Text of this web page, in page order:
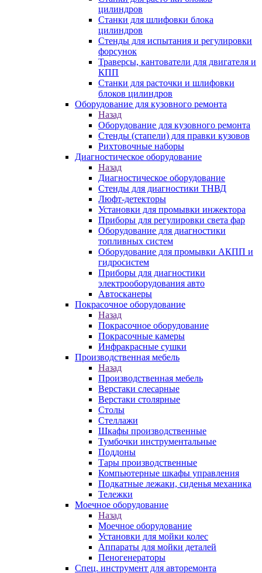
цилиндров
Станки для шлифовки блока
цилиндров
Стенды для испытания и регулировки
форсунок
Траверсы, кантователи для двигателя и
КПП
Станки для расточки и шлифовки
блоков цилиндров
Оборудование для кузовного ремонта
Назад
Оборудование для кузовного ремонта
Стенды (стапели) для правки кузовов
Рихтовочные наборы
Диагностическое оборудование
Назад
Диагностическое оборудование
Стенды для диагностики ТНВД
Люфт-детекторы
Установки для промывки инжектора
Приборы для регулировки света фар
Оборудование для диагностики
топливных систем
Оборудование для промывки АКПП и
гидросистем
Приборы для диагностики
электрооборудования авто
Автосканеры
Покрасочное оборудование
Назад
Покрасочное оборудование
Покрасочные камеры
Инфракрасные сушки
Производственная мебель
Назад
Производственная мебель
Верстаки слесарные
Верстаки столярные
Столы
Стеллажи
Шкафы производственные
Тумбочки инструментальные
Поддоны
Тары производственные
Компьютерные шкафы управления
Подкатные лежаки, сиденья механика
Тележки
Моечное оборудование
Назад
Моечное оборудование
Установки для мойки колес
Аппараты для мойки деталей
Пеногенераторы
Спец. инструмент для авторемонта